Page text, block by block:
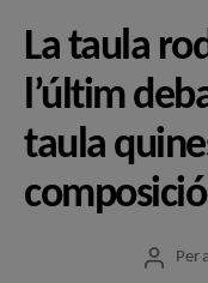
La taula
l’últim
taula
Autor
Per